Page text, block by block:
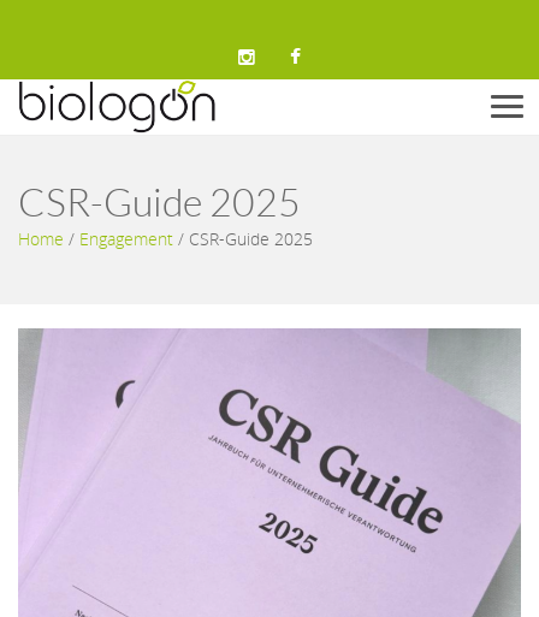
CSR-Guide 2025
Home / Engagement / CSR-Guide 2025